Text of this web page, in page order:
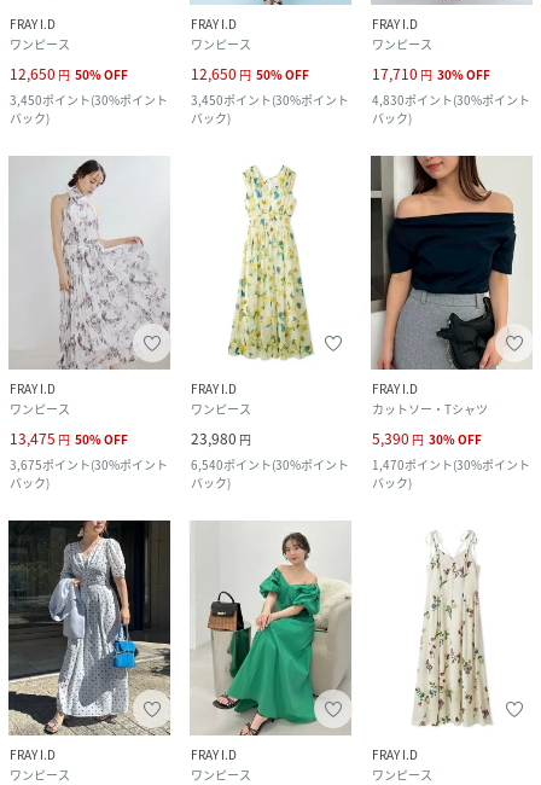
FRAY I.D
ワンピース
12,650 円 50%OFF
3,450ポイント(30%ポイント
バック)
FRAY I.D
ワンピース
12,650 円 50%OFF
3,450ポイント(30%ポイント
バック)
FRAY I.D
ワンピース
17,710 円 30%OFF
4,830ポイント(30%ポイント
バック)
FRAY I.D
ワンピース
13,475 円 50%OFF
3,675ポイント(30%ポイント
バック)
FRAY I.D
ワンピース
23,980 円
6,540ポイント(30%ポイント
バック)
FRAY I.D
カットソー・Tシャツ
5,390 円 30%OFF
1,470ポイント(30%ポイント
バック)
FRAY I.D
ワンピース
FRAY I.D
ワンピース
FRAY I.D
ワンピース